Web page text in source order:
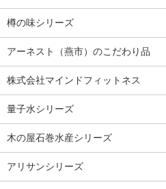
樽の味シリーズ
アーネスト（燕市）のこだわり品
株式会社マインドフィットネス
量子水シリーズ
木の屋石巻水産シリーズ
アリサンシリーズ